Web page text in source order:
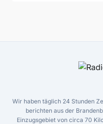
Wir haben täglich 24 Stunden
berichten aus der
Einzugsgebiet von circa 70